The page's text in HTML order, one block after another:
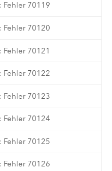
Fehler 70119
Fehler 70120
Fehler 70121
Fehler 70122
Fehler 70123
Fehler 70124
Fehler 70125
Fehler 70126